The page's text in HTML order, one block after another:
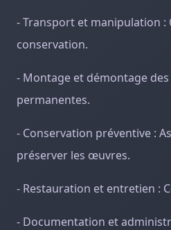
- Transport et manipulation
conservation.
- Montage et démontage
permanentes.
- Conservation préventive :
préserver les œuvres.
- Restauration et entretien :
- Documentation et